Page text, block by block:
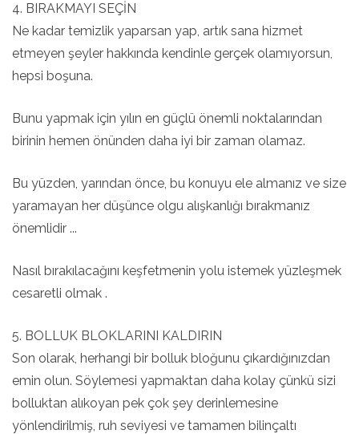
4. BIRAKMAYI SEÇİN
Ne kadar temizlik yaparsan yap, artık sana hizmet
etmeyen şeyler hakkında kendinle gerçek olamıyorsun,
hepsi boşuna.
Bunu yapmak için yılın en güçlü önemli noktalarından
birinin hemen önünden daha iyi bir zaman olamaz.
Bu yüzden, yarından önce, bu konuyu ele almanız ve size
yaramayan her düşünce olgu alışkanlığı bırakmanız
önemlidir ...
Nasıl bırakılacağını keşfetmenin yolu istemek yüzleşmek
cesaretli olmak .
5. BOLLUK BLOKLARINI KALDIRIN
Son olarak, herhangi bir bolluk bloğunu çıkardığınızdan
emin olun. Söylemesi yapmaktan daha kolay çünkü sizi
bolluktan alıkoyan pek çok şey derinlemesine
yönlendirilmiş, ruh seviyesi ve tamamen bilinçaltı